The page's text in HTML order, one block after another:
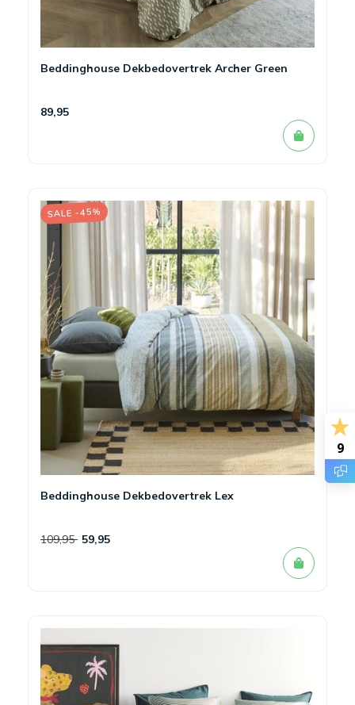
Beddinghouse Dekbedovertrek Archer Green
89,95
SALE -45%
Beddinghouse Dekbedovertrek Lex
109,95 59,95
9